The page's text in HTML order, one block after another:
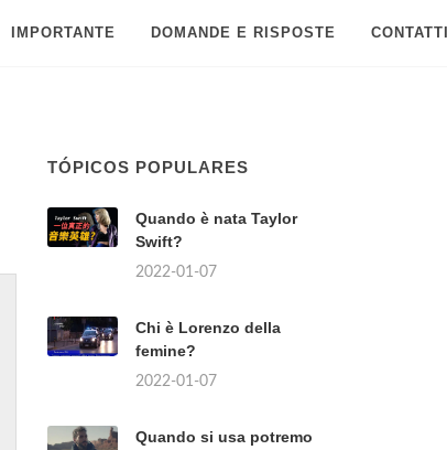
IMPORTANTE DOMANDE E RISPOSTE
TÓPICOS POPULARES
Quando è nata Taylor
Swift?
2022-01-07
Chi è Lorenzo della
femine?
2022-01-07
Quando si usa potremo